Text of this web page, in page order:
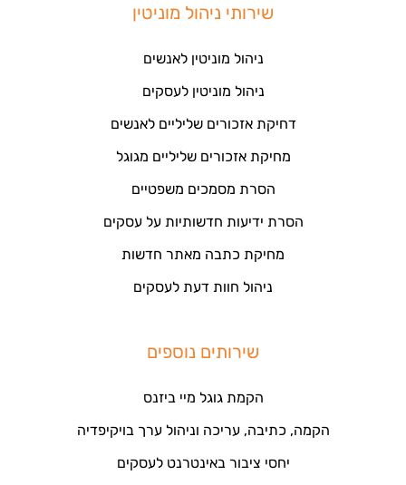
שירותי ניהול מוניטין
ניהול מוניטין לאנשים
ניהול מוניטין לעסקים
דחיקת אזכורים שליליים לאנשים
מחיקת אזכורים שליליים מגוגל
הסרת מסמכים משפטיים
הסרת ידיעות חדשותיות על עסקים
מחיקת כתבה מאתר חדשות
ניהול חוות דעת לעסקים
שירותים נוספים
הקמת גוגל מיי ביזנס
הקמה, כתיבה, עריכה וניהול ערך בויקיפדיה
יחסי ציבור באינטרנט לעסקים